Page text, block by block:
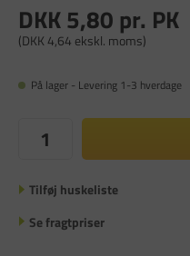
DKK 5,80 pr. PK
(DKK 4,64 ekskl. moms)
På lager - Levering 1-3 hverdage
Tilføj huskeliste
Se fragtpriser